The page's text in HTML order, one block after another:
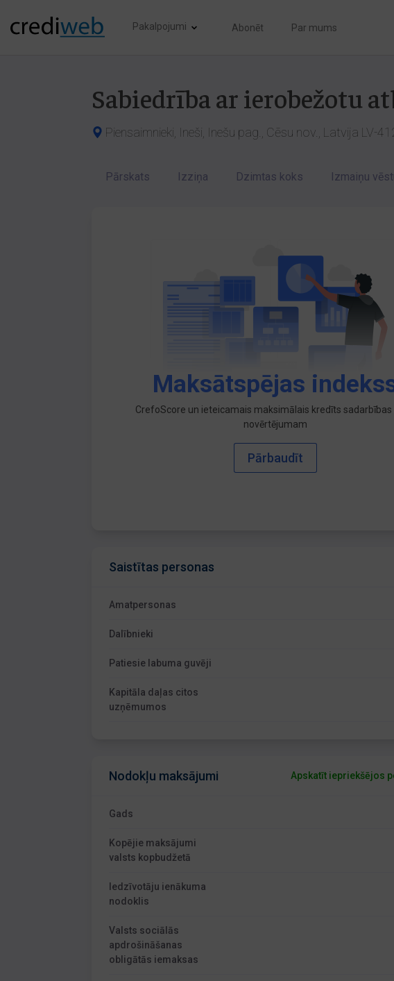
Pakalpojumi Abonēt Par mums
Sabiedrība ar ierobežotu
Piensaimnieki, Ineši, Inešu pag., Cēsu nov., Latvija LV-
Pārskats Izziņa Dzimtas koks Izmaiņu
Maksātspējas
CrefoScore un ieteicamais maksimālais kredīts sadarbības
novērtējumam
Pārbaudīt
Saistītas personas
Amatpersonas
Dalībnieki
Patiesie labuma guvēji
Kapitāla daļas citos
uzņēmumos
Nodokļu maksājumi Apskatīt iepriekšējos
Gads
Kopējie maksājumi
valsts kopbudžetā
Iedzīvotāju ienākuma
nodoklis
Valsts sociālās
apdrošināšanas
obligātās iemaksas